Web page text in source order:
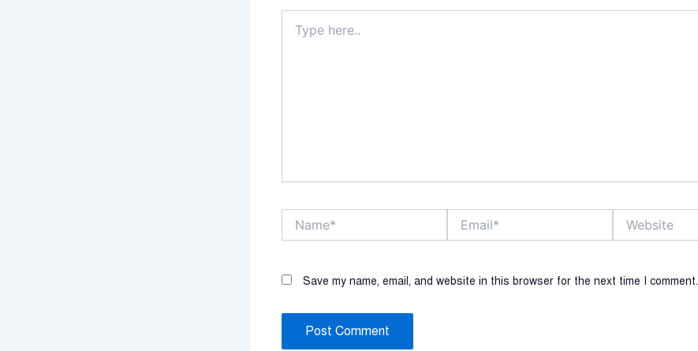
here..
Save my name, email, and website in this browser for the next time I comment.